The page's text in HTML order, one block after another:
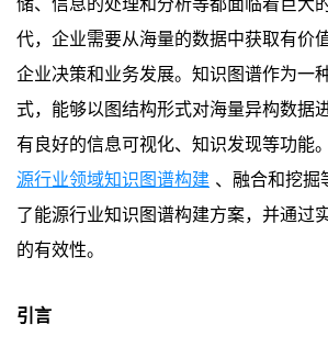
代，企业需要从海量的数据中获取有价
企业决策和业务发展。知识图谱作为一
式，能够以图结构形式对海量异构数据
有良好的信息可视化、知识发现等功能
源行业领域知识图谱构建 、融合和挖掘
了能源行业知识图谱构建方案，并通过
的有效性。
引言